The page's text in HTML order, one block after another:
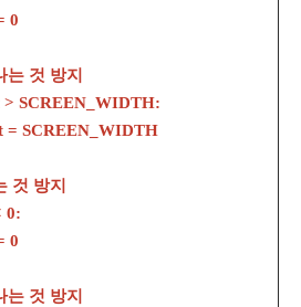
0
것 방지
SCREEN_WIDTH:
SCREEN_WIDTH
것 방지
0:
0
것 방지